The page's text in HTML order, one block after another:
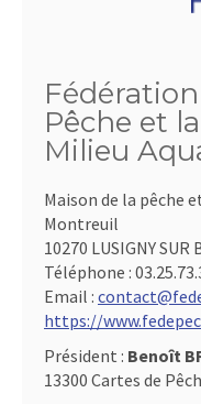
Pêche et
Milieu
Maison de la pêche
Montreuil
10270 LUSIGNY SUR
Téléphone :
Email :
https://
Président : Benoît
13300 Cartes de